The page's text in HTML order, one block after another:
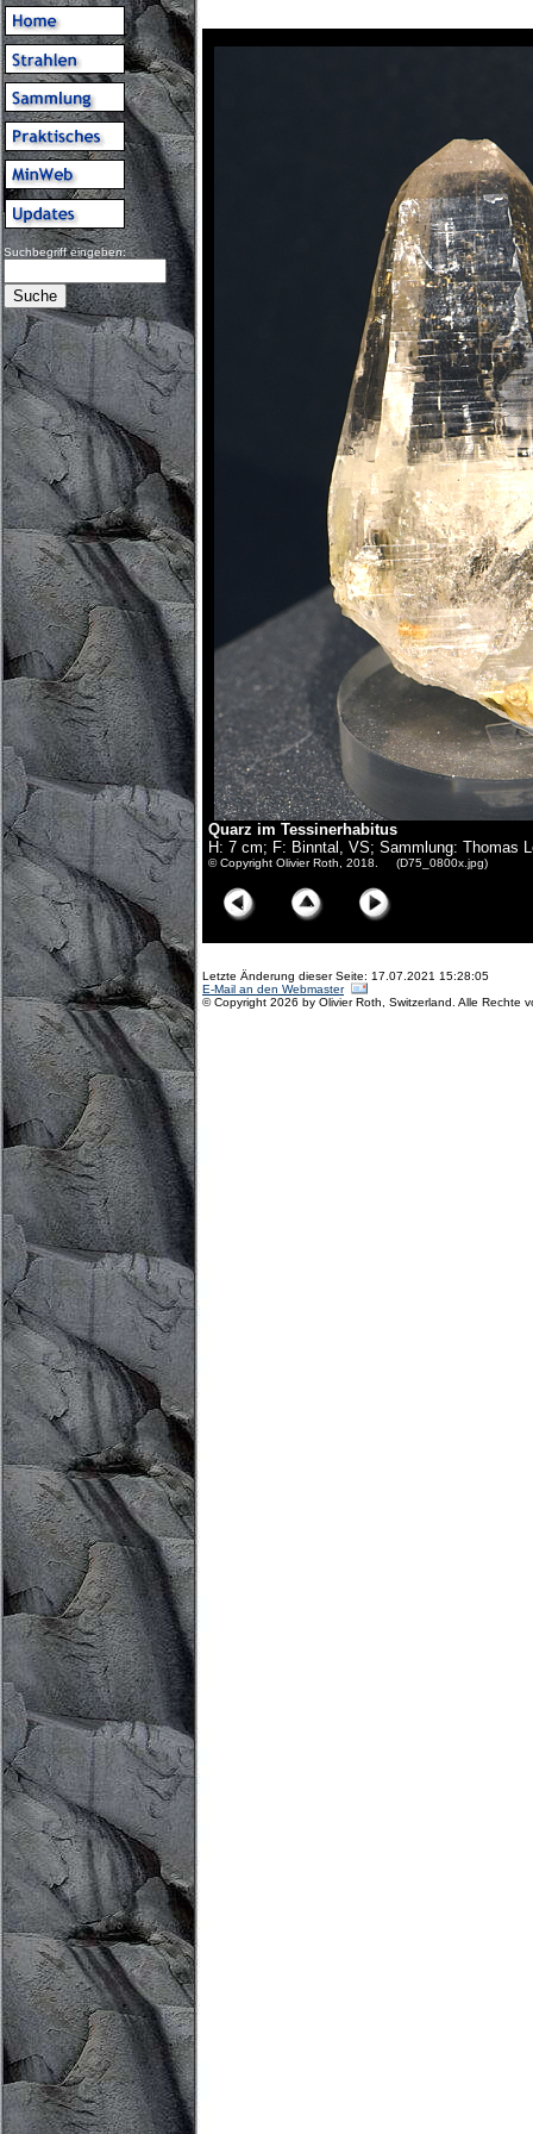
Suchbegriff eingeben:
Quarz im Tessinerhabitus
H: 7 cm; F: Binntal, VS; Sammlung: Thomas
© Copyright Olivier Roth, 2018. (D75_0800x.jpg)
Letzte Änderung dieser Seite: 17.07.2021 15:28:05
E-Mail an den Webmaster
© Copyright 2026 by Olivier Roth, Switzerland. Alle Rechte